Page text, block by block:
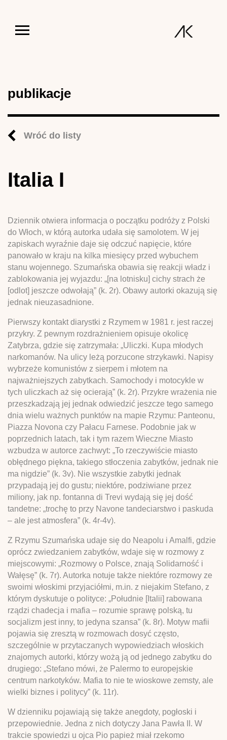
publikacje
Wróć do listy
Italia I
Dziennik otwiera informacja o początku podróży z Polski
do Włoch, w którą autorka udała się samolotem. W jej
zapiskach wyraźnie daje się odczuć napięcie, które
panowało w kraju na kilka miesięcy przed wybuchem
stanu wojennego. Szumańska obawia się reakcji władz i
zablokowania jej wyjazdu: „[na lotnisku] cichy strach że
[odlot] jeszcze odwołają” (k. 2r). Obawy autorki okazują się
jednak nieuzasadnione.
Pierwszy kontakt diarystki z Rzymem w 1981 r. jest raczej
przykry. Z pewnym rozdrażnieniem opisuje okolicę
Zatybrza, gdzie się zatrzymała: „Uliczki. Kupa młodych
narkomanów. Na ulicy leżą porzucone strzykawki. Napisy
wybrzeże komunistów z sierpem i młotem na
najważniejszych zabytkach. Samochody i motocykle w
tych uliczkach aż się ocierają” (k. 2r). Przykre wrażenia nie
przeszkadzają jej jednak odwiedzić jeszcze tego samego
dnia wielu ważnych punktów na mapie Rzymu: Panteonu,
Piazza Novona czy Pałacu Farnese. Podobnie jak w
poprzednich latach, tak i tym razem Wieczne Miasto
wzbudza w autorce zachwyt: „To rzeczywiście miasto
obłędnego piękna, takiego stłoczenia zabytków, jednak nie
ma nigdzie” (k. 3v). Nie wszystkie zabytki jednak
przypadają jej do gustu; niektóre, podziwiane przez
miliony, jak np. fontanna di Trevi wydają się jej dość
tandetne: „trochę to przy Navone tandeciarstwo i paskuda
– ale jest atmosfera” (k. 4r-4v).
Z Rzymu Szumańska udaje się do Neapolu i Amalfi, gdzie
oprócz zwiedzaniem zabytków, wdaje się w rozmowy z
miejscowymi: „Rozmowy o Polsce, znają Solidarność i
Wałęsę” (k. 7r). Autorka notuje także niektóre rozmowy ze
swoimi włoskimi przyjaciółmi, m.in. z niejakim Stefano, z
którym dyskutuje o polityce: „Południe [Italii] rabowana
rządzi chadecja i mafia – rozumie sprawę polską, tu
socjalizm jest inny, to jedyna szansa” (k. 8r). Motyw mafii
pojawia się zresztą w rozmowach dosyć często,
szczególnie w przytaczanych wypowiedziach włoskich
znajomych autorki, którzy wożą ją od jednego zabytku do
drugiego: „Stefano mówi, że Palermo to europejskie
centrum narkotyków. Mafia to nie te wioskowe zemsty, ale
wielki biznes i politycy” (k. 11r).
W dzienniku pojawiają się także anegdoty, pogłoski i
przepowiednie. Jedna z nich dotyczy Jana Pawła II. W
trakcie spowiedzi u ojca Pio papież miał rzekomo